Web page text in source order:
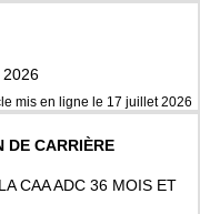
2026
mis en ligne le 17 juillet 2026
DE CARRIÈRE
CAA ADC 36 MOIS ET